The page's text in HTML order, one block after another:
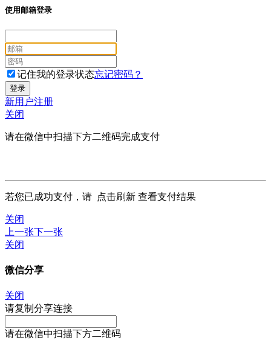
使用邮箱登录
记住我的登录状态忘记密码？
新用户注册
关闭
请在微信中扫描下方二维码完成支付
若您已成功支付，请 点击刷新 查看支付结果
关闭
上一张下一张
关闭
微信分享
关闭
请复制分享连接
请在微信中扫描下方二维码